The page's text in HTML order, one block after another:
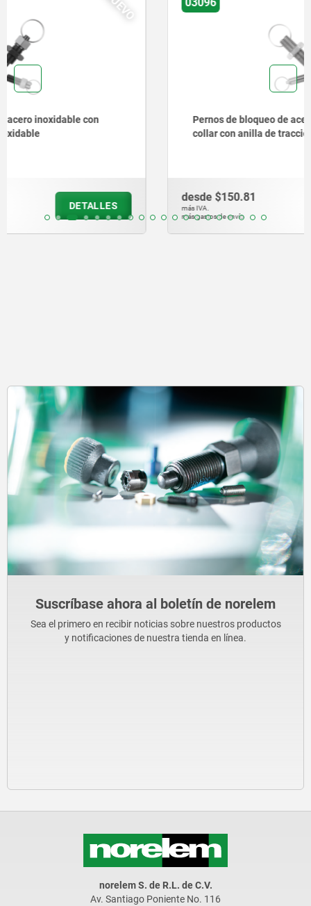
Pernos de bloqueo de acero o acero inoxidable sin
collar con anilla de tracción de acero inoxidable
$150.81
más gastos de envío
Suscríbase ahora al boletín de norelem
Sea el primero en recibir noticias sobre nuestros productos
y notificaciones de nuestra tienda en línea.
norelem S. de R.L. de C.V.
Av. Santiago Poniente No. 116